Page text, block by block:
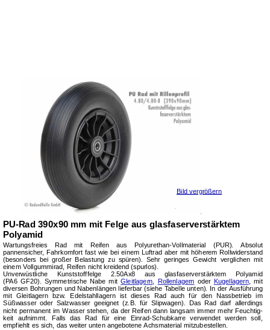
Bild vergrößern
PU-Rad 390x90 mm mit Felge aus glasfaserverstärktem
Polyamid
Wartungsfreies Rad mit Reifen aus Polyurethan-Voll­ma­terial (PUR). Absolut
pannensicher, Fahr­kom­fort fast wie bei einem Luftrad aber mit hö­he­rem Rollwiderstand
(besonders bei großer Belastung zu spüren). Sehr geringes Gewicht verglichen mit
einem Voll­gummi­rad, Reifen nicht kreidend (spurlos).
Unverwüstliche Kunststofffelge 2.50Ax8 aus glasfaserverstärktem Polyamid
(PA6 GF20). Sym­me­tri­sche Nabe mitGleitlagern, Rollenlagern oder Kugellagern, mit
diversen Bohrungen und Na­ben­län­gen lieferbar (siehe Tabelle unten). In der Aus­füh­rung
mit Gleitlagern bzw. Edelstahllagern ist dieses Rad auch für den Nassbetrieb im
Süßwasser oder Salzwasser geeignet (z.B. für Slip­wa­gen). Das Rad darf allerdings
nicht permanent im Wasser stehen, da der Reifen dann langsam immer mehr Feuch­tig­
keit aufnimmt. Falls das Rad für eine Einrad-Schubkarre verwendet wer­den soll,
empfiehlt es sich, das weiter unten angebotene Achs­material mitzubestellen.